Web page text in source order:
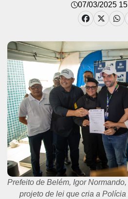
07/03/2025
Prefeito de Belém, Igor
projeto de lei que cria a